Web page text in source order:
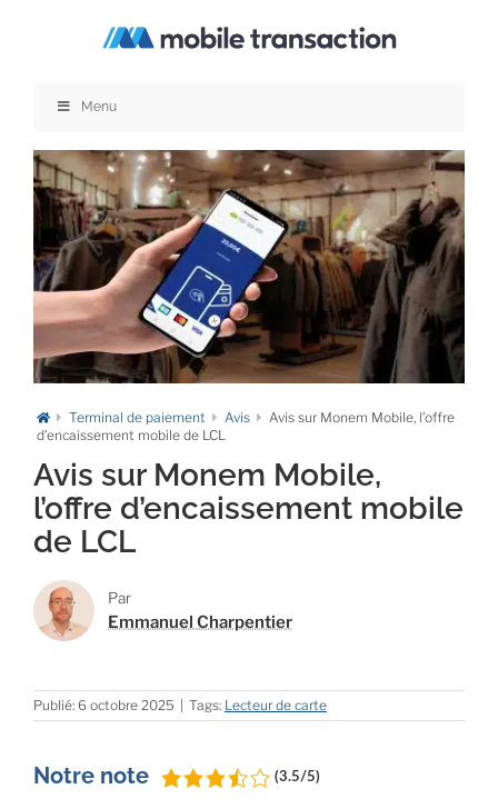
Menu
Terminal de paiement Avis
Avis sur Monem Mobile, l’offre
d’encaissement mobile de LCL
Avis sur Monem Mobile,
l’offre d’encaissement mobile
de LCL
Par
Emmanuel Charpentier
Publié: 6 octobre 2025 Tags: Lecteur de carte
Notre note (3.5/5)